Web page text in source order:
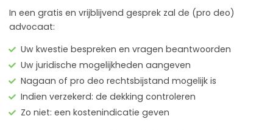
In een gratis en vrijblijvend gesprek zal de (pro deo)
advocaat:
Uw kwestie bespreken en vragen beantwoorden
Uw juridische mogelijkheden aangeven
Nagaan of pro deo rechtsbijstand mogelijk is
Indien verzekerd: de dekking controleren
Zo niet: een kostenindicatie geven